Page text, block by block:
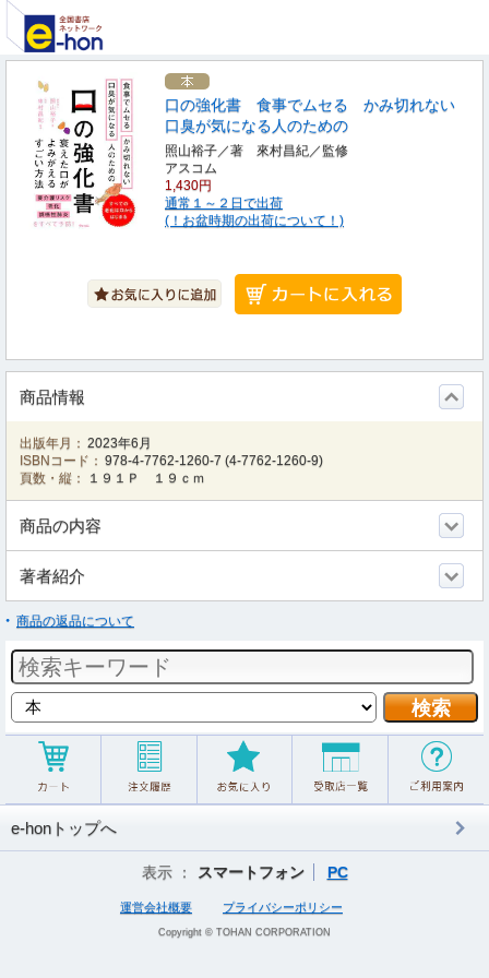
口の強化書 食事でムセる かみ切れない
口臭が気になる人のための
照山裕子／著 來村昌紀／監修
アスコム
1,430円
通常１～２日で出荷
(！お盆時期の出荷について！)
商品情報
出版年月： 2023年6月
ISBNコード： 978-4-7762-1260-7 (4-7762-1260-9)
頁数・縦：
１９１Ｐ １９ｃｍ
商品の内容
著者紹介
商品の返品について
e-honトップへ
表示 ： スマートフォン PC
運営会社概要 プライバシーポリシー
Copyright © TOHAN CORPORATION